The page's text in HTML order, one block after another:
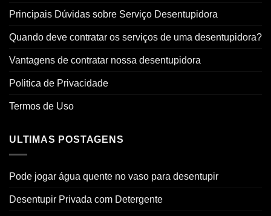
Principais Dúvidas sobre Serviço Desentupidora
Quando deve contratar os serviços de uma desentupidora?
Vantagens de contratar nossa desentupidora
Politica de Privacidade
Termos de Uso
ULTIMAS POSTAGENS
Pode jogar água quente no vaso para desentupir
Desentupir Privada com Detergente